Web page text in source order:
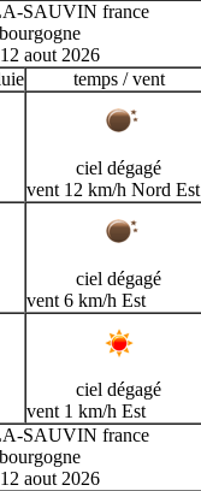
SAUVIN france
aout 2026
temps / vent
ciel dégagé
vent 12 km/h Nord Est
ciel dégagé
vent 6 km/h Est
ciel dégagé
vent 1 km/h Est
SAUVIN france
aout 2026